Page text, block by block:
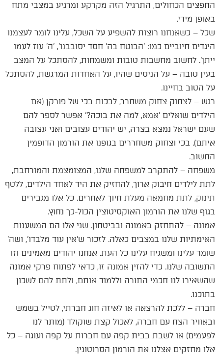
החפצים הכחולים, התרגיל הזה מקרקע ומרגיע במצבי מתח
באופן מידי.
שכל – כשאנחנו רוצות להשפיע על השכל, עלינו לומר לעצמנו
היגדים חיוביים כמו: 'הבוטח בה' חסד יסובבנו', 'ה' עוז לעמו
ייתן'. לחשוב מחשבות טובות ומשמחות, להסתכל על המצב
בעין טובה – על הניסים שהיו, על האחדות המרגשת, להסתכל
על הטוב בחיינו.
רגש – לצחוק צחוק משחרר, לבכות בכי של פורקן (אם
הילדים שואלים 'אמא, למה את בוכה?' אפשר לספר להם
שעם ישראל נמצא בצרה, יש יהודים עצובים ואני עצובה
איתם). בכי וצחוק משחררים בגופנו את הורמון הדופמין
החשוב.
משפחה – להתקרב למשפחה שלנו, המצומצמת והמורחבת,
לתת לילדים חיבוק ארוך, להחזיק את היד לאחד הילדים, ללטף
תינוק, לתת מחמאה מעלת חיוך לאחרים. כל אלו מגבירים
בגוף שלנו את הורמון האוקסיטוצין הכול-כך נחוץ.
אמונה – להתחזק באמונה ובביטחון. שני אלו הם המשענות
האימתיות שלנו במצבים כאלה. לזכור ש'אין עוד מלבדו', ושה'
שומר עלינו ומשגיח עלינו כל העת. אנחנו יהודים מאמינים וזו
התשובה שלנו. כדי להזין אמונה זו, כדאי לפתוח פרקי אמונה
שהשאירו לנו חכמי התורה וללמוד אותם, ולתת להם לשכון
בתוכנו.
חברה – ללכת להרצאה או לאיזה חוג חברתי, לטייל בשמש
ובאוויר הצח עם חברה, לאכול קצת שוקולד (מותר לנו
לפעמים) או לשבת בבית קפה עם חברות על קפה ועוגה – כל
אלו מחזקים אצלנו את הורמון הסרוטונין.